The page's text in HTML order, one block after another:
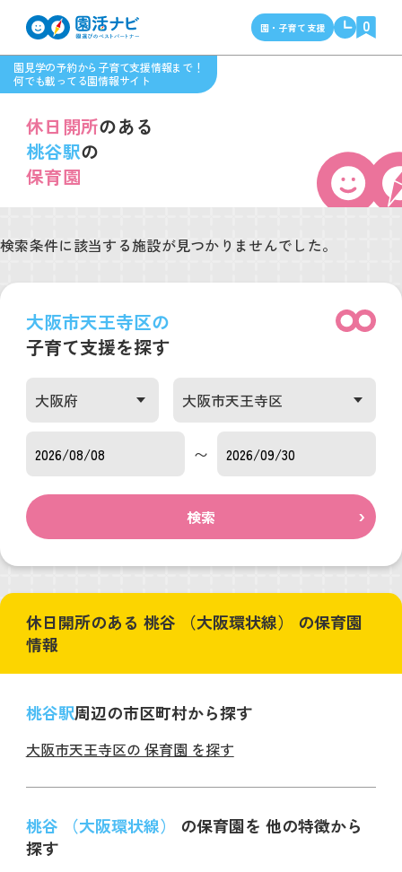
園見学の予約から子育て支援情報まで！
何でも載ってる園情報サイト
園・子育て支援 0
休日開所のある
桃谷駅の
保育園
検索条件に該当する施設が見つかりませんでした。
大阪市天王寺区の
子育て支援を探す
〜
検索
休日開所のある 桃谷 （大阪環状線） の保育園
情報
桃谷駅周辺の市区町村から探す
大阪市天王寺区の 保育園 を探す
桃谷 （大阪環状線） の保育園を 他の特徴から
探す